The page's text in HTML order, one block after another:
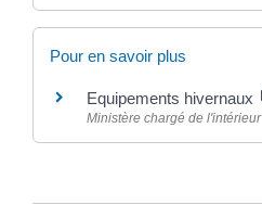
Pour en savoir plus
Equipements hivernaux
Ministère chargé de l'intérieur